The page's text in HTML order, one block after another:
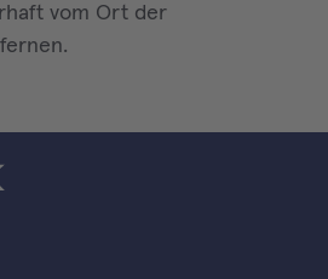
vom Ort der